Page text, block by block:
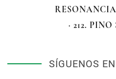
· 212.
SÍGUENOS